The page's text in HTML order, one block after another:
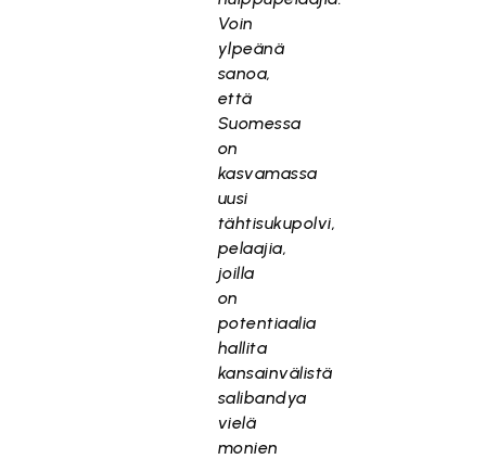
Voin
ylpeänä
sanoa,
että
Suomessa
on
kasvamassa
uusi
tähtisukupolvi,
pelaajia,
joilla
on
potentiaalia
hallita
kansainvälistä
salibandya
vielä
monien